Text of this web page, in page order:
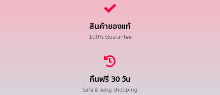
สินค้าของแท้
100% Guarantee
คืนฟรี 30 วัน
Safe & easy shopping